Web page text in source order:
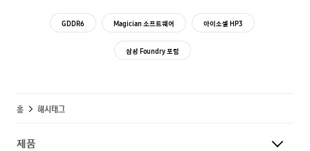
GDDR6 Magician 소프트웨어 아이소셀 HP3
삼성 Foundry 포럼
홈 해시태그
제품